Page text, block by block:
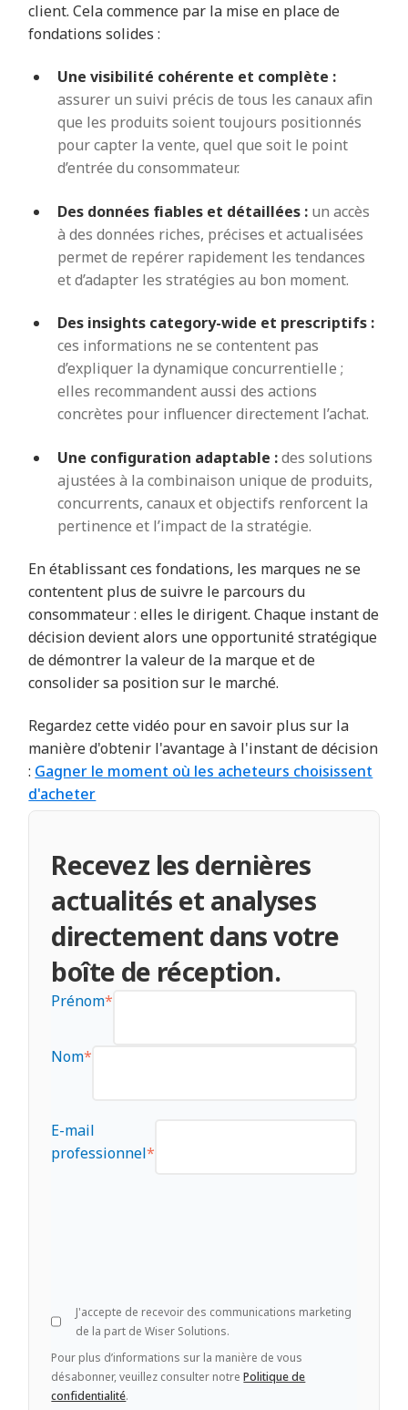
client. Cela commence par la mise en place de
fondations solides :
Une visibilité cohérente et complète :
assurer un suivi précis de tous les canaux afin
que les produits soient toujours positionnés
pour capter la vente, quel que soit le point
d’entrée du consommateur.
Des données fiables et détaillées : un accès
à des données riches, précises et actualisées
permet de repérer rapidement les tendances
et d’adapter les stratégies au bon moment.
Des insights category-wide et prescriptifs :
ces informations ne se contentent pas
d’expliquer la dynamique concurrentielle ;
elles recommandent aussi des actions
concrètes pour influencer directement l’achat.
Une configuration adaptable :des solutions
ajustées à la combinaison unique de produits,
concurrents, canaux et objectifs renforcent la
pertinence et l’impact de la stratégie.
En établissant ces fondations, les marques ne se
contentent plus de suivre le parcours du
consommateur : elles le dirigent. Chaque instant de
décision devient alors une opportunité stratégique
de démontrer la valeur de la marque et de
consolider sa position sur le marché.
Regardez cette vidéo pour en savoir plus sur la
manière d'obtenir l'avantage à l'instant de décision
: Gagner le moment où les acheteurs choisissent
d'acheter
Recevez les dernières
actualités et analyses
directement dans votre
boîte de réception.
Prénom*
Nom*
E-mail
professionnel*
J'accepte de recevoir des communications marketing
de la part de Wiser Solutions.
Pour plus d’informations sur la manière de vous
désabonner, veuillez consulter notrePolitique de
confidentialité.